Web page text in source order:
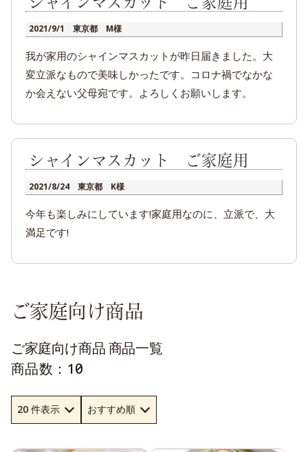
2021/9/1 東京都 M様
我が家用のシャインマスカットが昨日届きました。大
変立派なもので美味しかったです。コロナ禍でなかな
か会えない父母宛です。よろしくお願いします。
シャインマスカット ご家庭用
2021/8/24 東京都 K様
今年も楽しみにしています!家庭用なのに、立派で、大
満足です!
ご家庭向け商品
ご家庭向け商品 商品一覧
商品数：10件